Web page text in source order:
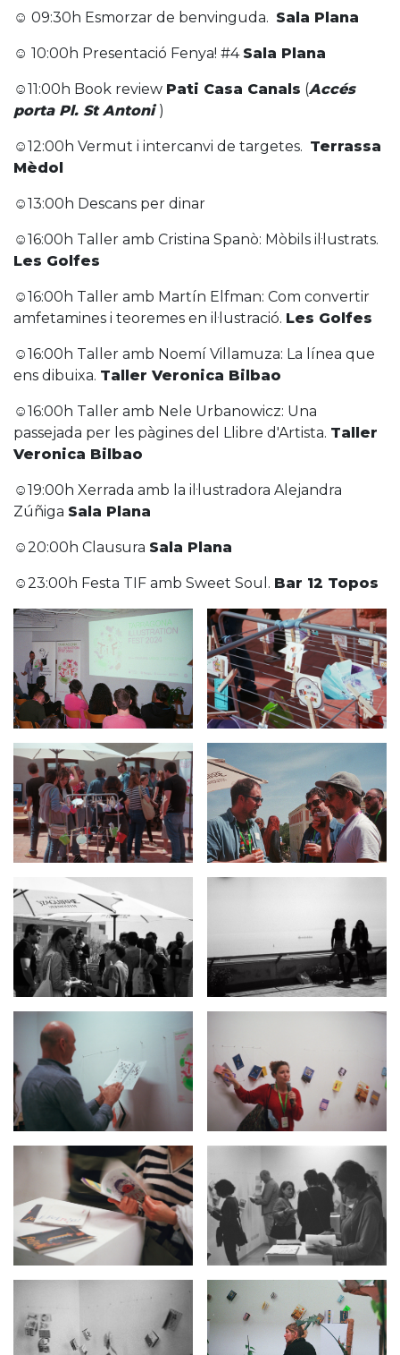
☺ 09:30h Esmorzar de benvinguda. Sala Plana
☺ 10:00h Presentació Fenya! #4 Sala Plana
☺11:00h Book review Pati Casa Canals (Accés
porta Pl. St Antoni)
☺12:00h Vermut i intercanvi de targetes. Terrassa
Mèdol
☺13:00h Descans per dinar
☺16:00h Taller amb Cristina Spanò: Mòbils il·lustrats.
Les Golfes
☺16:00h Taller amb Martín Elfman: Com convertir
amfetamines i teoremes en il·lustració. Les Golfes
☺16:00h Taller amb Noemí Villamuza: La línea que
ens dibuixa. Taller Veronica Bilbao
☺16:00h Taller amb Nele Urbanowicz: Una
passejada per les pàgines del Llibre d'Artista. Taller
Veronica Bilbao
☺19:00h Xerrada amb la il·lustradora Alejandra
Zúñiga Sala Plana
☺20:00h Clausura Sala Plana
☺23:00h Festa TIF amb Sweet Soul. Bar 12 Topos